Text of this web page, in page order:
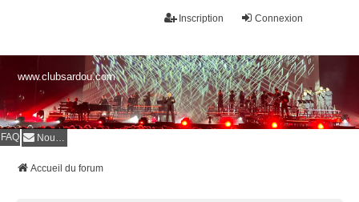
Connexion
Inscription
www.clubsardou.com
FAQ Nous contacter
Accueil du forum